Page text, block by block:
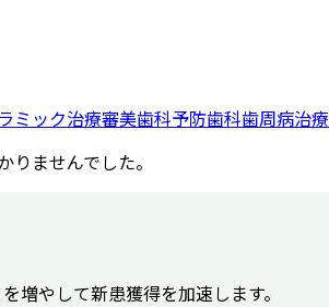
ミック治療審美歯科予防歯科歯周病治療
ませんでした。
増やして新患獲得を加速します。